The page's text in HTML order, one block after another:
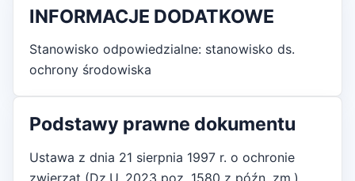
INFORMACJE DODATKOWE
Stanowisko odpowiedzialne: stanowisko ds.
ochrony środowiska
Podstawy prawne dokumentu
Ustawa z dnia 21 sierpnia 1997 r. o ochronie
zwierząt (Dz.U. 2023 poz. 1580 z późn. zm.)